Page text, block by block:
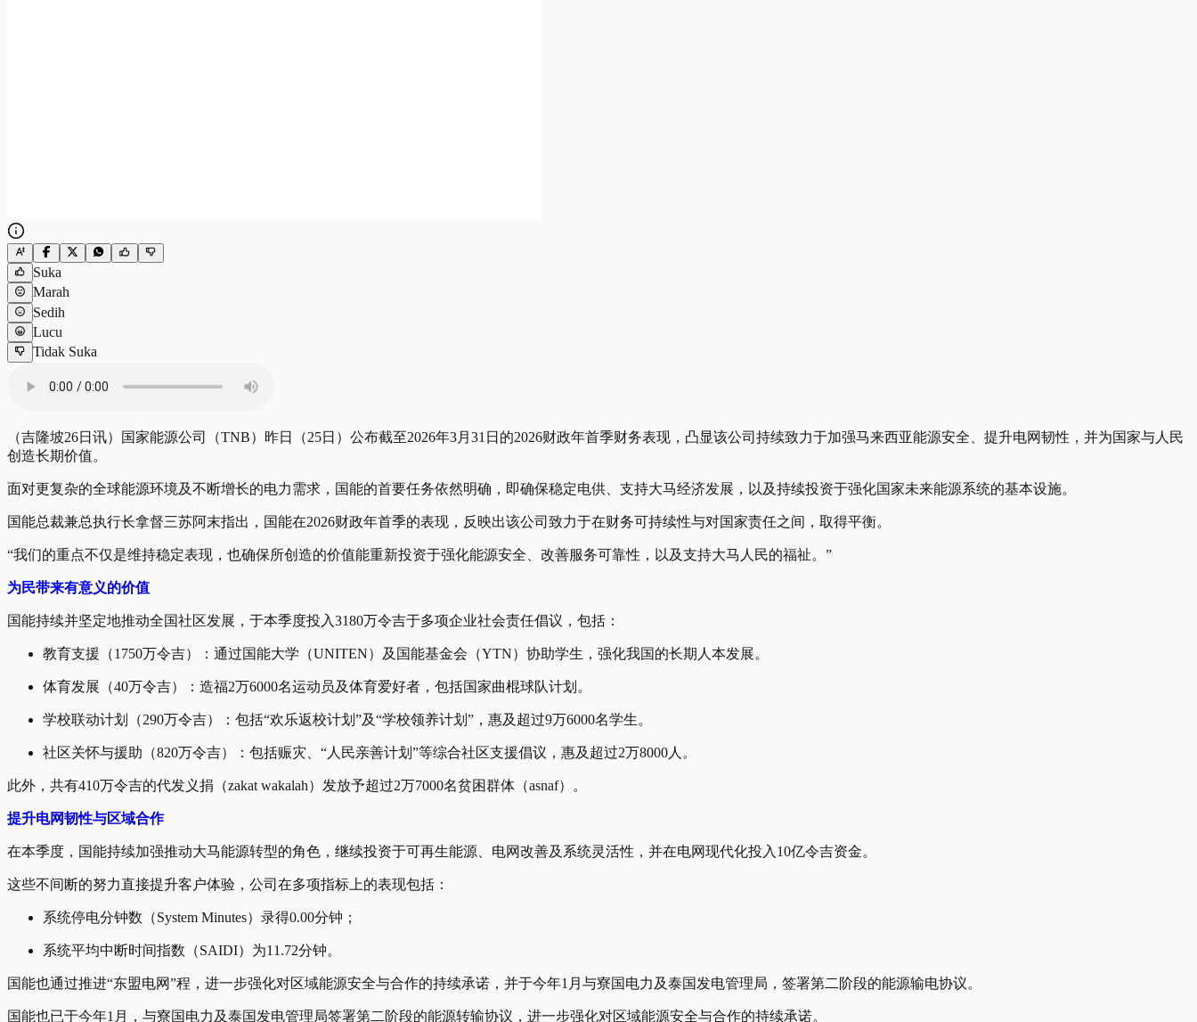
Suka
Marah
Sedih
Lucu
Tidak Suka
（吉隆坡26日讯）国家能源公司（TNB）昨日（25日）公布截至2026年3月31日的2026财政年首季财务表现，凸显该公司持续致力于加强马来西亚能源安全、提升电网韧性，并为国家与人民
创造长期价值。
面对更复杂的全球能源环境及不断增长的电力需求，国能的首要任务依然明确，即确保稳定电供、支持大马经济发展，以及持续投资于强化国家未来能源系统的基本设施。
国能总裁兼总执行长拿督三苏阿末指出，国能在2026财政年首季的表现，反映出该公司致力于在财务可持续性与对国家责任之间，取得平衡。
“我们的重点不仅是维持稳定表现，也确保所创造的价值能重新投资于强化能源安全、改善服务可靠性，以及支持大马人民的福祉。”
为民带来有意义的价值
国能持续并坚定地推动全国社区发展，于本季度投入3180万令吉于多项企业社会责任倡议，包括：
教育支援（1750万令吉）：通过国能大学（UNITEN）及国能基金会（YTN）协助学生，强化我国的长期人本发展。
体育发展（40万令吉）：造福2万6000名运动员及体育爱好者，包括国家曲棍球队计划。
学校联动计划（290万令吉）：包括“欢乐返校计划”及“学校领养计划”，惠及超过9万6000名学生。
社区关怀与援助（820万令吉）：包括赈灾、“人民亲善计划”等综合社区支援倡议，惠及超过2万8000人。
此外，共有410万令吉的代发义捐（zakat wakalah）发放予超过2万7000名贫困群体（asnaf）。
提升电网韧性与区域合作
在本季度，国能持续加强推动大马能源转型的角色，继续投资于可再生能源、电网改善及系统灵活性，并在电网现代化投入10亿令吉资金。
这些不间断的努力直接提升客户体验，公司在多项指标上的表现包括：
系统停电分钟数（System Minutes）录得0.00分钟；
系统平均中断时间指数（SAIDI）为11.72分钟。
国能也通过推进“东盟电网”程，进一步强化对区域能源安全与合作的持续承诺，并于今年1月与寮国电力及泰国发电管理局，签署第二阶段的能源输电协议。
国能也已于今年1月，与寮国电力及泰国发电管理局签署第二阶段的能源转输协议，进一步强化对区域能源安全与合作的持续承诺。